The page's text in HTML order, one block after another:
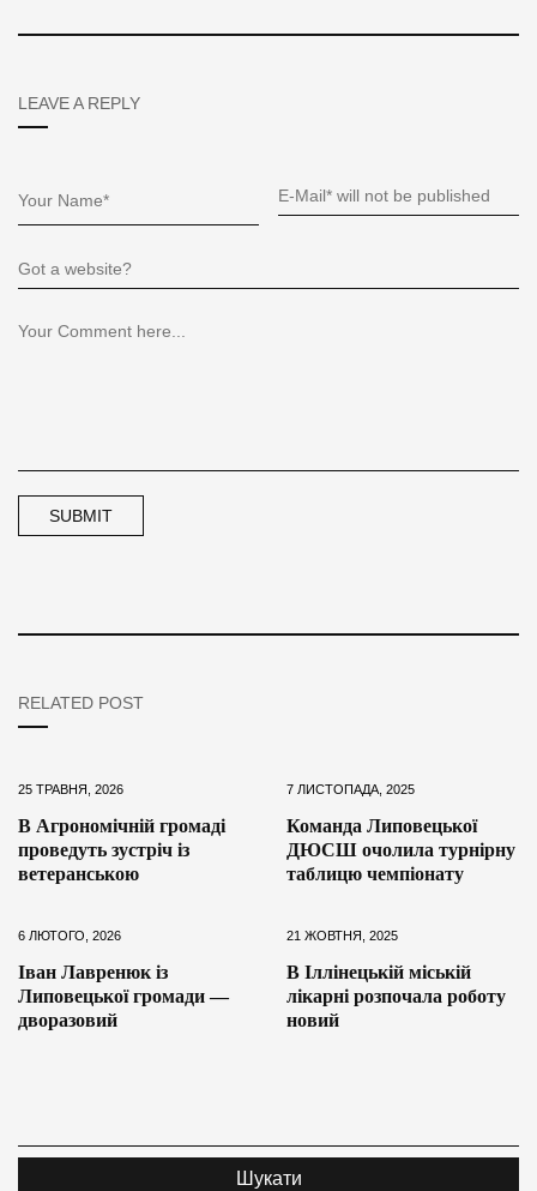
LEAVE A REPLY
RELATED POST
25 ТРАВНЯ, 2026
В Агрономічній громаді
проведуть зустріч із
ветеранською
7 ЛИСТОПАДА, 2025
Команда Липовецької
ДЮСШ очолила турнірну
таблицю чемпіонату
6 ЛЮТОГО, 2026
Іван Лавренюк із
Липовецької громади —
дворазовий
21 ЖОВТНЯ, 2025
В Іллінецькій міській
лікарні розпочала роботу
новий